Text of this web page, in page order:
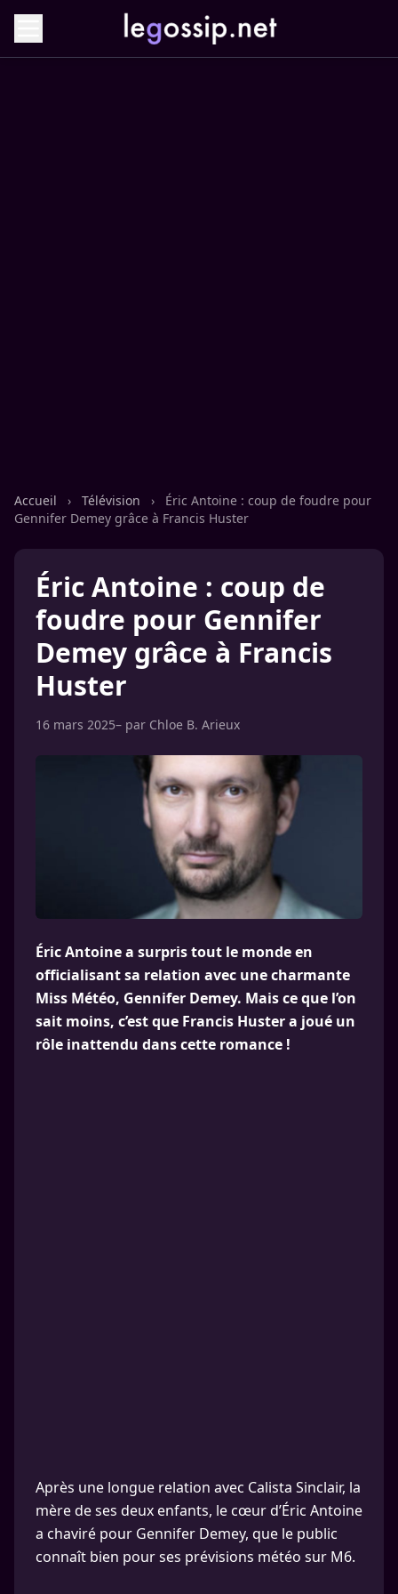
Accueil › Télévision ›
Éric Antoine : coup de foudre pour
Gennifer Demey grâce à Francis Huster
Éric Antoine : coup de
foudre pour Gennifer
Demey grâce à Francis
Huster
16 mars 2025– par Chloe B. Arieux
Éric Antoine a surpris tout le monde en
officialisant sa relation avec une charmante
Miss Météo, Gennifer Demey. Mais ce que l’on
sait moins, c’est que Francis Huster a joué un
rôle inattendu dans cette romance !
Après une longue relation avec Calista Sinclair, la
mère de ses deux enfants, le cœur d’Éric Antoine
a chaviré pour Gennifer Demey, que le public
connaît bien pour ses prévisions météo sur M6.